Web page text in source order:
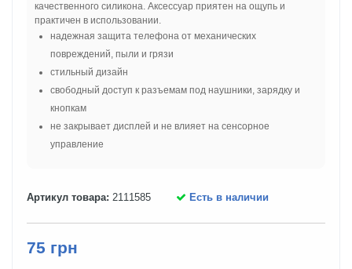
качественного силикона. Аксессуар приятен на ощупь и
практичен в использовании.
надежная защита телефона от механических
повреждений, пыли и грязи
стильный дизайн
свободный доступ к разъемам под наушники, зарядку и
кнопкам
не закрывает дисплей и не влияет на сенсорное
управление
Артикул товара: 2111585 Есть в наличии
75 грн